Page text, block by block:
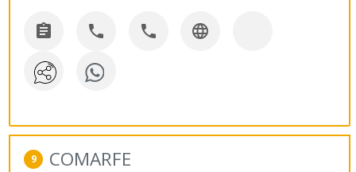
   
9 COMARFE